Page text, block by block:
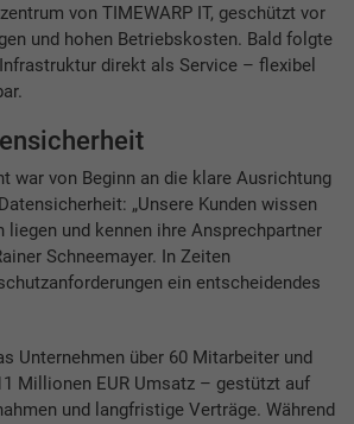
von TIMEWARP IT, geschützt vor
und hohen Betriebskosten. Bald folgte
direkt als Service – flexibel
war von Beginn an die klare Ausrichtung
„Unsere Kunden wissen
liegen und kennen ihre Ansprechpartner
Schneemayer. In Zeiten
ein entscheidendes
Unternehmen über 60 Mitarbeiter und
Millionen EUR Umsatz – gestützt auf
und langfristige Verträge. Während